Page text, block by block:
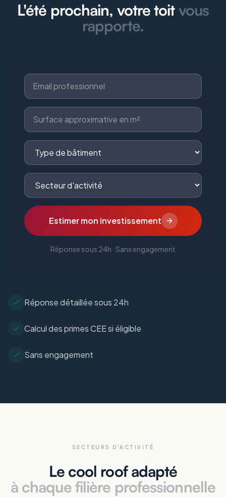
L'été prochain, votre toitvous
rapporte.
Estimer mon investissement
Réponse sous 24h · Sans engagement
Réponse détaillée sous 24h
Calcul des primes CEE si éligible
Sans engagement
SECTEURS D'ACTIVITÉ
Le cool roof adapté
à chaque filière professionnelle